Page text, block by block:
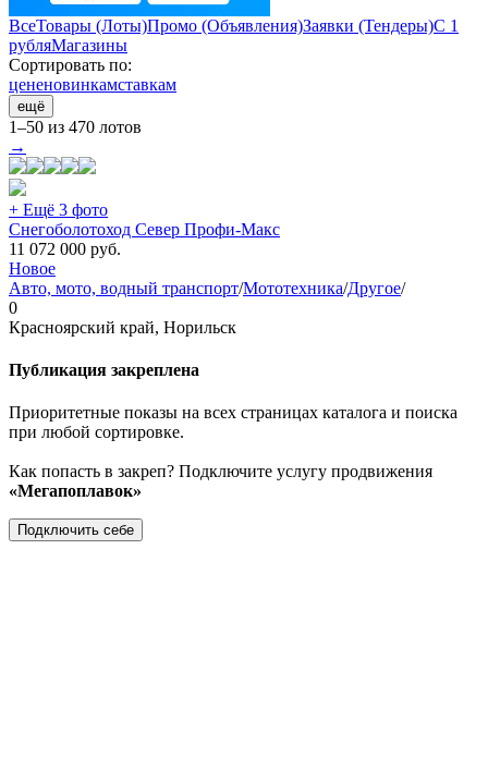
ВсеТовары (Лоты)Промо (Объявления)Заявки (Тендеры)С 1
рубляМагазины
Сортировать по:
цененовинкамставкам
ещё
1–50 из 470 лотов
→
+ Ещё 3 фото
Снегоболотоход Север Профи-Макс
11 072 000 руб.
Новое
Авто, мото, водный транспорт/Мототехника/Другое/
0
Красноярский край, Норильск
Публикация закреплена
Приоритетные показы на всех страницах каталога и поиска
при любой сортировке.
Как попасть в закреп? Подключите услугу продвижения
«Мегапоплавок»
Подключить себе